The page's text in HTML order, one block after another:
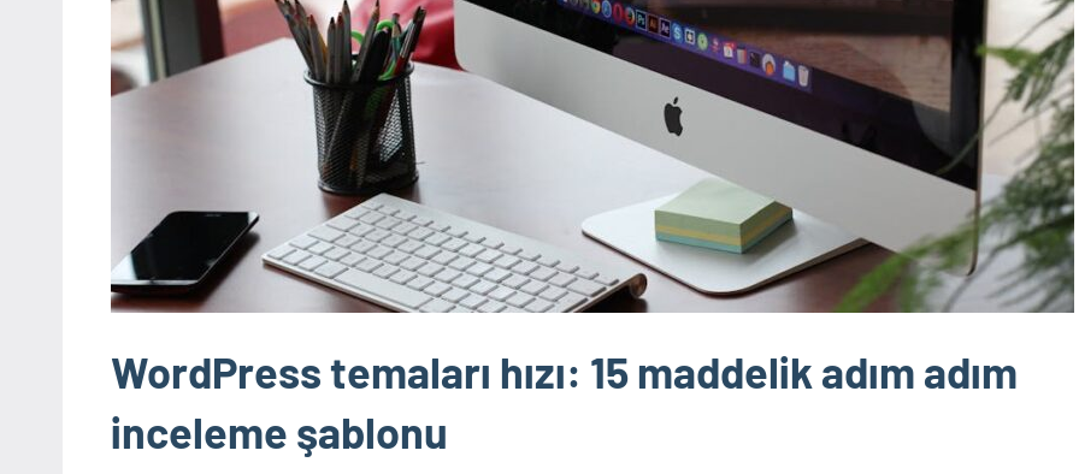
WordPress temaları hızı: 15 maddelik adım adım
inceleme şablonu